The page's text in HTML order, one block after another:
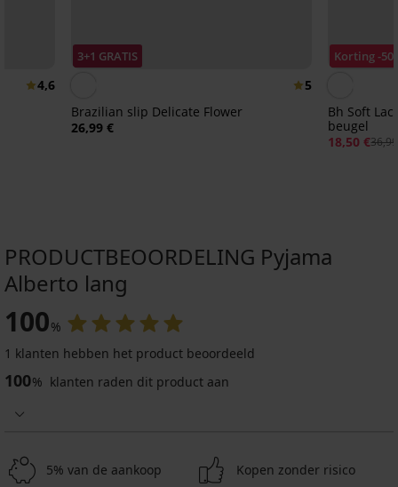
4,6
3+1 GRATIS
5
Brazilian slip Delicate Flower
26,99 €
Korting -
Bh Soft
beugel
18,50 €
PRODUCTBEOORDELING Pyjama
Alberto lang
100%
1 klanten hebben het product beoordeeld
100% klanten raden dit product aan
5% van de aankoop Kopen zonder risico